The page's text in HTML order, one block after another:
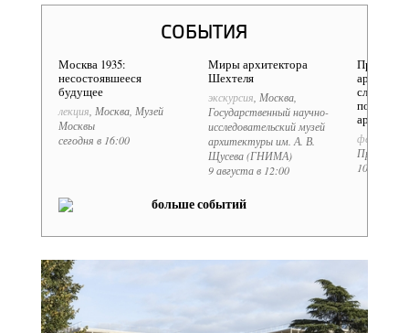
СОБЫТИЯ
Москва 1935:
несостоявшееся
будущее
лекция, Москва, Музей
Москвы
сегодня в 16:00
Миры архитектора
Шехтеля
экскурсия, Москва,
Государственный научно-
исследовательский музей
архитектуры им. А. В.
Щусева (ГНИМА)
9 августа в 12:00
Прогулки
следам
по
фестиваль
Прогулки
больше событий